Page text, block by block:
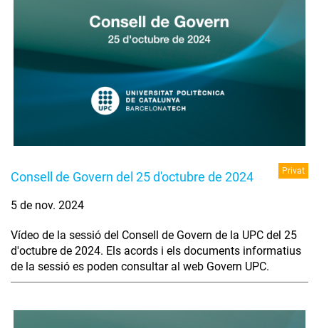
Consell de Govern del 25 d'octubre de 2024 Privat
5 de nov. 2024
Vídeo de la sessió del Consell de Govern de la UPC del 25
d'octubre de 2024. Els acords i els documents informatius
de la sessió es poden consultar al web Govern UPC.